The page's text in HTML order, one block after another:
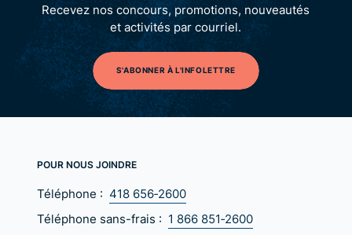
Recevez nos concours, promotions, nouveautés
et activités par courriel.
S'ABONNER À L'INFOLETTRE
POUR NOUS JOINDRE
Téléphone : 418 656‑2600
Téléphone sans-frais : 1 866 851‑2600